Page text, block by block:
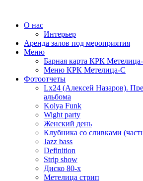
О нас
Интерьер
Аренда залов под мероприятия
Меню
Барная карта КРК
Меню КРК Метелица-С
Фотоотчеты
Lx24 (Алексей Назаров).
альбома
Kolya Funk
Wight party
Женский день
Клубника со сливками
Jazz bass
Definition
Strip show
Диско 80-х
Метелица стрип